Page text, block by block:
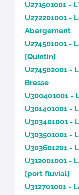
U271501001 -
U272201001 -
Abergement
U274501001 -
[Quintin]
U274502001 -
Bresse
U300401001 -
U301401001 -
U303401001 -
U303501001 -
U303601201 -
U312001001 -
[port fluvial]
U312701001 -